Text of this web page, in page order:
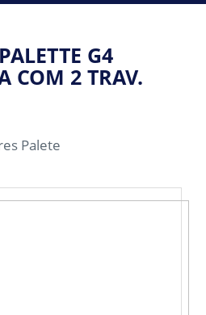
G4
COM 2 TRAV.
Palete